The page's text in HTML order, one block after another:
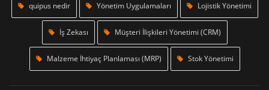
quipus nedir Yönetim Uygulamaları Lojistik Yönetimi
İş Zekası Müşteri İlişkileri Yönetimi (CRM)
Malzeme İhtiyaç Planlaması (MRP) Stok Yönetimi